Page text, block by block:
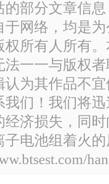
的部分文章信
于网络，均是
权所有人所有
法一一与版权
认为其作品不
我们！我们将
经济损失，同
子电池组着火